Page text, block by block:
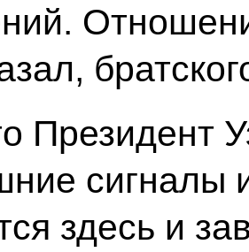
Президент
сигналы
здесь и